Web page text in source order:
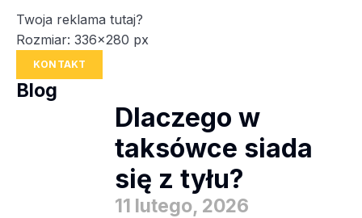
Twoja reklama tutaj?
Rozmiar: 336x280 px
KONTAKT
Blog
Dlaczego w
taksówce siada
się z tyłu?
11 lutego, 2026